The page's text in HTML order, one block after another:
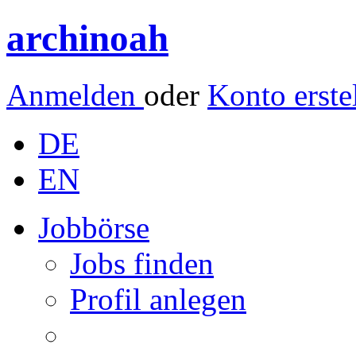
archinoah
Anmelden oder Konto
DE
EN
Jobbörse
Jobs finden
Profil anlegen